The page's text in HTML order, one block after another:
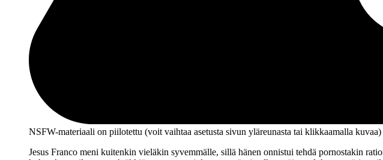
NSFW-materiaali on piilotettu (voit vaihtaa asetusta sivun ylä­reunasta tai klikkaamalla kuvaa)
Jesus Franco meni kuitenkin vieläkin syvemmälle, sillä hänen onnistui tehdä pornostakin